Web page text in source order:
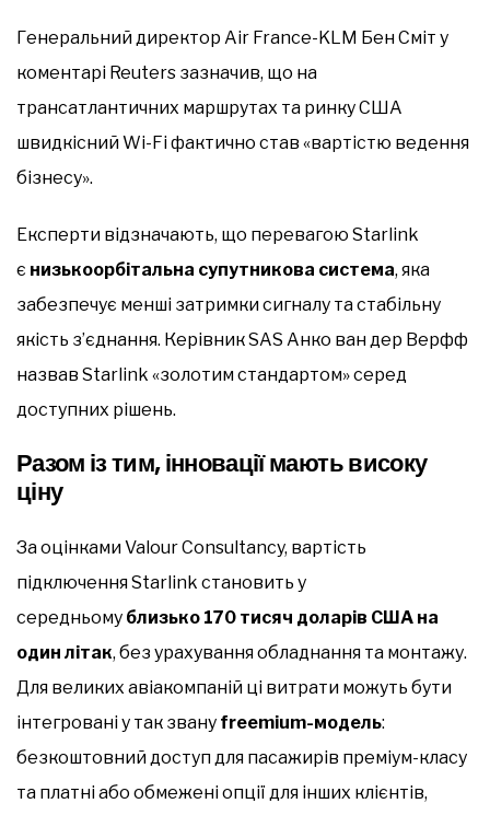
Генеральний директор Air France-KLM Бен Сміт у
коментарі Reuters зазначив, що на
трансатлантичних маршрутах та ринку США
швидкісний Wi-Fi фактично став «вартістю ведення
бізнесу».
Експерти відзначають, що перевагою Starlink
є низькоорбітальна супутникова система, яка
забезпечує менші затримки сигналу та стабільну
якість з’єднання. Керівник SAS Анко ван дер Верфф
назвав Starlink «золотим стандартом» серед
доступних рішень.
Разом із тим, інновації мають високу
ціну
За оцінками Valour Consultancy, вартість
підключення Starlink становить у
середньому близько 170 тисяч доларів США на
один літак, без урахування обладнання та монтажу.
Для великих авіакомпаній ці витрати можуть бути
інтегровані у так звану freemium-модель:
безкоштовний доступ для пасажирів преміум-класу
та платні або обмежені опції для інших клієнтів,